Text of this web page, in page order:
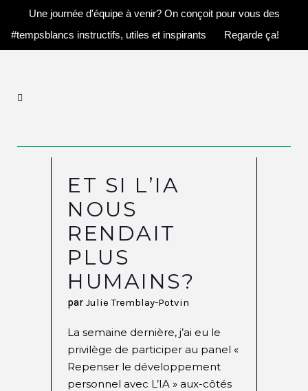
Une journée d'équipe à venir? On conçoit pour vous des
#tempsblancs instructifs, utiles et inspirants
Regarde ça!
ET SI L’IA
NOUS
RENDAIT
PLUS
HUMAINS?
par Julie Tremblay-Potvin
La semaine dernière, j’ai eu le
privilège de participer au panel «
Repenser le développement
personnel avec L’IA » aux-côtés